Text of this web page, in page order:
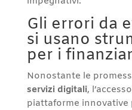
Gli errori da
si usano
per i
Nonostante le
servizi digitali,
piattaforme innovative